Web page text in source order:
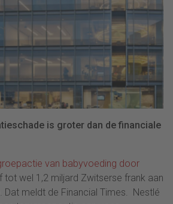
is groter dan de financiale
van babyvoeding door
tot wel 1,2 miljard Zwitserse frank aan
Dat meldt de Financial Times. Nestlé